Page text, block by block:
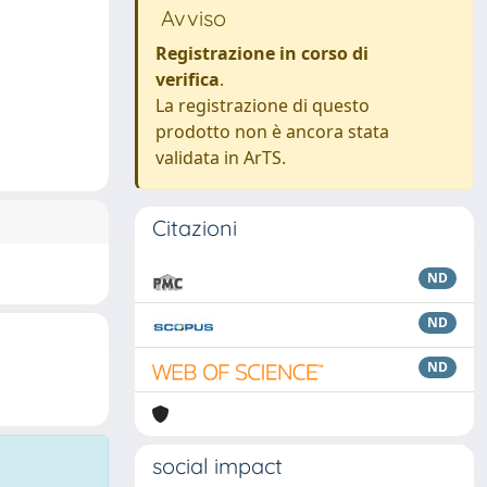
Avviso
Registrazione in corso di
verifica.
La registrazione di questo
prodotto non è ancora stata
validata in ArTS.
Citazioni
ND
ND
ND
social impact